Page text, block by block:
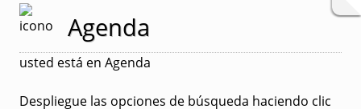
Agenda
usted está en Agenda
Despliegue las opciones de búsqueda haciendo clic